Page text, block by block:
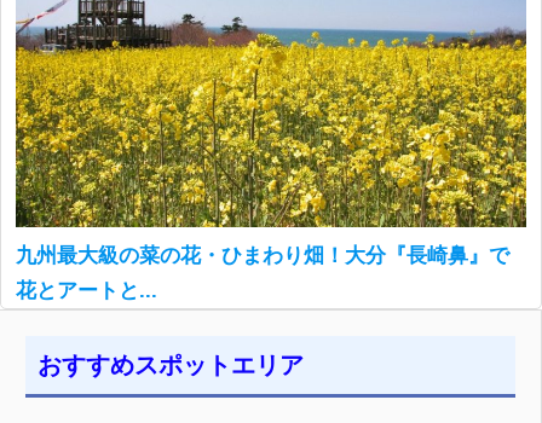
九州最大級の菜の花・ひまわり畑！大分『長崎鼻』で
花とアートと...
おすすめスポットエリア